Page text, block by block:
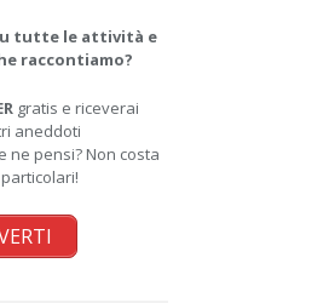
tutte le attività e
raccontiamo?
gratis e riceverai
aneddoti
ne pensi? Non costa